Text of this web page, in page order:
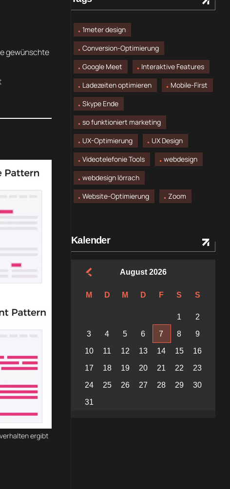
gewünschte
ergibt
1meter design
Conversion-Optimierung
Google Meet
Interaktive Features
Ladezeiten optimieren
Mobile-First
Skype Ende
so funktioniert marketing
UX-Optimierung
UX Design
Videotelefonie Tools
webdesign
webdesign lörrach
Website-Optimierung
Zoom
Kalender
August 2026
M D M D F S S
1 2
3 4 5 6 7 8 9
10 11 12 13 14 15 16
17 18 19 20 21 22 23
24 25 26 27 28 29 30
31